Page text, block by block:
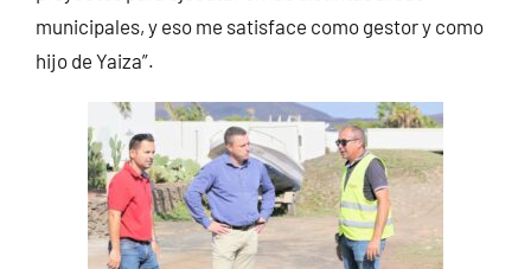
municipales, y eso me satisface como gestor y como
hijo de Yaiza”.